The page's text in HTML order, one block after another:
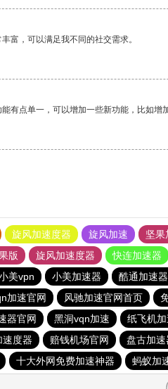
富，可以满足我不同的社交需求。
有点单一，可以增加一些新功能，比如增
旋风加速度器 旋风加速 坚果
版
旋风加速度器 快连加速器
美vpn 小美加速器 酷通加速
加速官网 风驰加速官网首页
器官网 黑洞vqn加速 纸飞机
速度器 赔钱机场官网 盘古加速
十大外网免费加速神器 蚂蚁加